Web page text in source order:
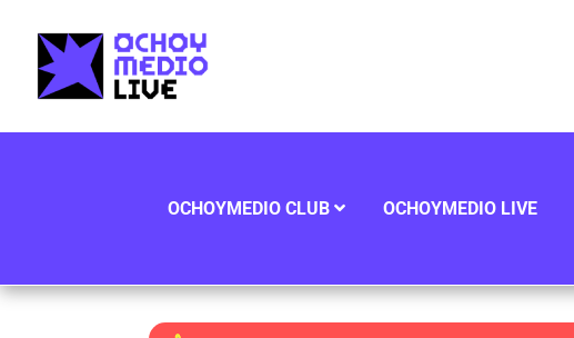
OCHOYMEDIO CLUB OCHOYMEDIO LIVE